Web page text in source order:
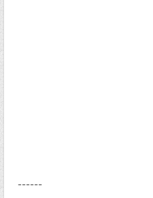
------